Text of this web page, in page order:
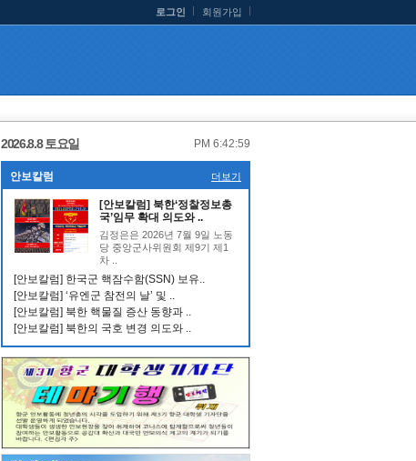
로그인 회원가입
2026.8.8 토요일 PM 6:43:00
안보칼럼 더보기
[안보칼럼] 북한‘정찰정보총
국’임무 확대 의도와 ..
김정은은 2026년 7월 9일 노동
당 중앙군사위원회 제9기 제1
차 ..
[안보칼럼] 한국군 핵잠수함(SSN) 보유..
[안보칼럼] ‘유엔군 참전의 날’ 및 ..
[안보칼럼] 북한 핵물질 증산 동향과 ..
[안보칼럼] 북한의 국호 변경 의도와 ..